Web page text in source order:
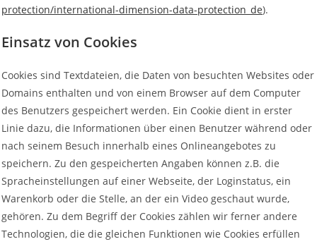
protection/international-dimension-data-protection_de).
Einsatz von Cookies
Cookies sind Textdateien, die Daten von besuchten Websites oder
Domains enthalten und von einem Browser auf dem Computer
des Benutzers gespeichert werden. Ein Cookie dient in erster
Linie dazu, die Informationen über einen Benutzer während oder
nach seinem Besuch innerhalb eines Onlineangebotes zu
speichern. Zu den gespeicherten Angaben können z.B. die
Spracheinstellungen auf einer Webseite, der Loginstatus, ein
Warenkorb oder die Stelle, an der ein Video geschaut wurde,
gehören. Zu dem Begriff der Cookies zählen wir ferner andere
Technologien, die die gleichen Funktionen wie Cookies erfüllen